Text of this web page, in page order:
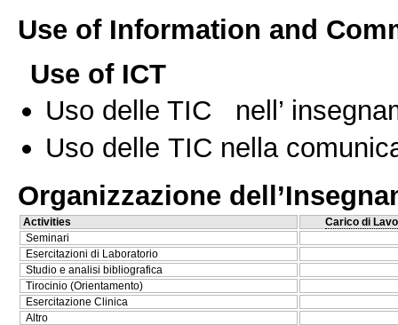
Use of Information and
Use of ICT
Uso delle TIC nell’
Uso delle TIC nella
Organizzazione
Activities
Carico di
Seminari
Esercitazioni di Laboratorio
Studio e analisi bibliografica
Tirocinio (Orientamento)
Esercitazione Clinica
Altro